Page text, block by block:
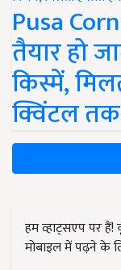
Pusa
तैयार हो
किस्में,
क्विंटल तक
हम व्हाट्सएप पर
मोबाइल में पढ़ने के